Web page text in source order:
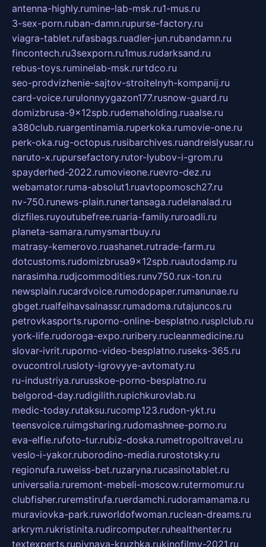
antenna-highly.rumine-lab-msk.ru1-mus.ru
3-sex-porn.ruban-damn.rupurse-factory.ru
viagra-tablet.rufasbags.ruadler-jun.rubandamn.ru
fincontech.ru3sexporn.ru1mus.rudarksand.ru
rebus-toys.ruminelab-msk.rurtdco.ru
seo-prodvizhenie-sajtov-stroitelnyh-kompanij.ru
card-voice.rurulonnyygazon177.rusnow-guard.ru
domizbrusa-9x12spb.rudemaholding.ruaalse.ru
a380club.ruargentinamia.ruperkoka.rumovie-one.ru
perk-oka.rug-octopus.rusibarchives.ruandreislyusar.ru
naruto-x.rupursefactory.rutor-lyubov-i-grom.ru
spayderhed-2022.rumovieone.ruevro-dez.ru
webamator.ruma-absolut1.ruavtopomosch27.ru
nv-750.runews-plain.runertansaga.rudelanalad.ru
dizfiles.ruyoutubefree.ruaria-family.ruroadli.ru
planeta-samara.rumysmartbuy.ru
matrasy-kemerovo.ruashanet.rutrade-farm.ru
dotcustoms.rudomizbrusa9x12spb.ruautodamp.ru
narasimha.rudjcommodities.runv750.rux-ton.ru
newsplain.rucardvoice.rumodopaper.rumanunae.ru
gbget.rualfeihavsalnassr.rumadoma.rutajuncos.ru
petrovkasports.ruporno-online-besplatno.rusplclub.ru
york-life.rudoroga-expo.ruribery.rucleanmedicine.ru
slovar-ivrit.ruporno-video-besplatno.ruseks-365.ru
ovucontrol.rusloty-igrovyye-avtomaty.ru
ru-industriya.rurusskoe-porno-besplatno.ru
belgorod-day.rudigilith.rupichkurovlab.ru
medic-today.rutaksu.rucomp123.rudon-ykt.ru
teensvoice.ruimgsharing.rudomashnee-porno.ru
eva-elfie.rufoto-tur.rubiz-doska.rumetropoltravel.ru
veslo-i-yakor.ruborodino-media.rurostotsky.ru
regionufa.ruweiss-bet.ruzaryna.rucasinotablet.ru
universalia.ruremont-mebeli-moscow.rutermomur.ru
clubfisher.ruremstirufa.ruerdamchi.rudoramamama.ru
muraviovka-park.ruworldofwoman.ruclean-dreams.ru
arkrym.rukristinita.rudircomputer.ruhealthenter.ru
textexperts.rupivnaya-kruzhka.rukinofilmy-2021.ru